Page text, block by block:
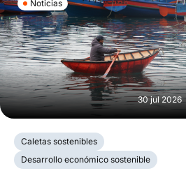
Noticias
30 jul 2026
Caletas sostenibles
Desarrollo económico sostenible